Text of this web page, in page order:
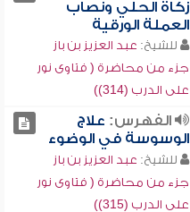
زكاة الحلي ونصاب
العملة الورقية
للشيخ: عبد العزيز بن باز
جزء من محاضرة ( فتاوى نور
على الدرب (314))
الفهرس: علاج
الوسوسة في الوضوء
للشيخ: عبد العزيز بن باز
جزء من محاضرة ( فتاوى نور
على الدرب (315))